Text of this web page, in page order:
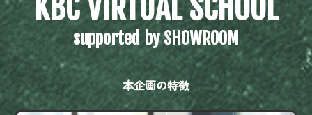
KBC VIRTUAL SCHOOL
supported by SHOWROOM
本企画の特徴